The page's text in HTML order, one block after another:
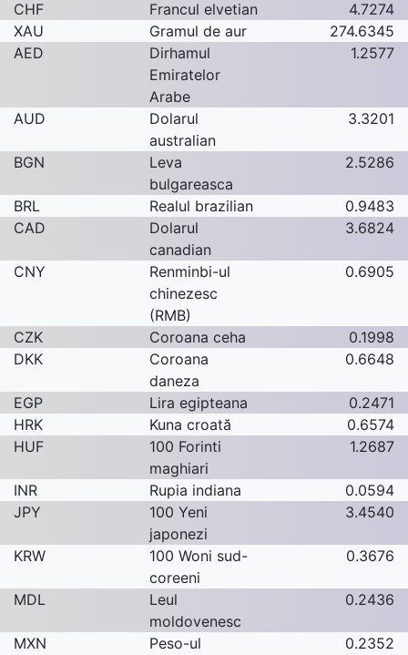
CHF
Francul elvetian
4.7274
XAU
Gramul de aur
274.6345
AED
Dirhamul
Emiratelor
Arabe
1.2577
AUD
Dolarul
australian
3.3201
BGN
Leva
bulgareasca
2.5286
BRL Realul brazilian
0.9483
CAD
Dolarul
canadian
3.6824
CNY
Renminbi-ul
chinezesc
(RMB)
0.6905
CZK Coroana ceha
0.1998
DKK
Coroana
daneza
0.6648
EGP Lira egipteana
0.2471
HRK
Kuna croată
0.6574
HUF
100 Forinti
maghiari
1.2687
INR Rupia indiana
0.0594
JPY
100 Yeni
japonezi
3.4540
KRW
100 Woni sud-
coreeni
0.3676
MDL
Leul
moldovenesc
0.2436
MXN
Peso-ul
0.2352